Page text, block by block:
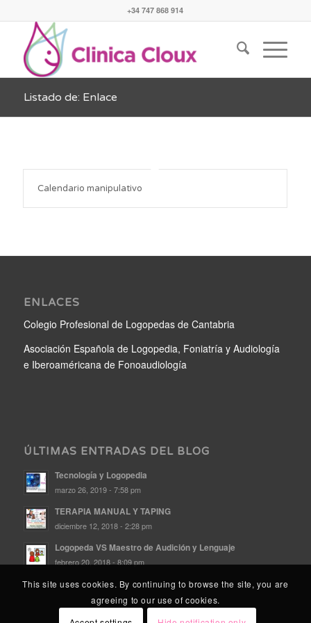
+34 747 868 914
Listado de: Enlace
Calendario manipulativo
ENLACES
Colegio Profesional de Logopedas de Cantabria
Asociación Española de Logopedia, Foniatría y Audiología
e Iberoaméricana de Fonoaudiología
ÚLTIMAS ENTRADAS DEL BLOG
Tecnología y Logopedia
marzo 26, 2019 - 7:58 pm
TERAPIA MANUAL Y TAPING
diciembre 12, 2018 - 2:28 pm
Logopeda VS Maestro de Audición y Lenguaje
febrero 20, 2018 - 8:09 pm
This site uses cookies. By continuing to browse the site, you are
agreeing to our use of cookies.